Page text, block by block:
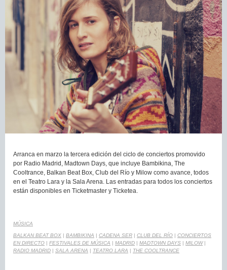
Arranca en marzo la tercera edición del ciclo de conciertos promovido
por Radio Madrid, Madtown Days, que incluye Bambikina, The
Cooltrance, Balkan Beat Box, Club del Río y Milow como avance, todos
en el Teatro Lara y la Sala Arena. Las entradas para todos los conciertos
están disponibles en Ticketmaster y Ticketea.
MÚSICA
BALKAN BEAT BOX BAMBIKINA CADENA SER CLUB DEL RÍO
CONCIERTOS
EN DIRECTO
FESTIVALES DE MÚSICA MADRID MADTOWN DAYS MILOW|
RADIO MADRID
SALA ARENA TEATRO LARA THE COOLTRANCE